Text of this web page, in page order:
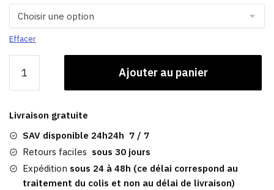
Effacer
Bonnet
|
Hiver
Cache
Grand
Froid
Ajouter au panier
Livraison gratuite
SAV disponible 24h24h 7 / 7
Retours faciles sous 30 jours
Expédition sous 24 à 48h (ce délai correspond au
traitement du colis et non au délai de livraison)